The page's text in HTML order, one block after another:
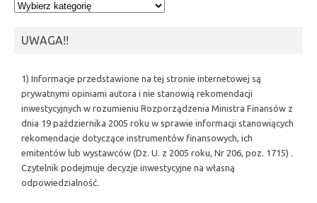
Kategorie
UWAGA!!
1) Informacje przedstawione na tej stronie internetowej są
prywatnymi opiniami autora i nie stanowią rekomendacji
inwestycyjnych w rozumieniu Rozporządzenia Ministra Finansów z
dnia 19 października 2005 roku w sprawie informacji stanowiących
rekomendacje dotyczące instrumentów finansowych, ich
emitentów lub wystawców (Dz. U. z 2005 roku, Nr 206, poz. 1715) .
Czytelnik podejmuje decyzje inwestycyjne na własną
odpowiedzialność.